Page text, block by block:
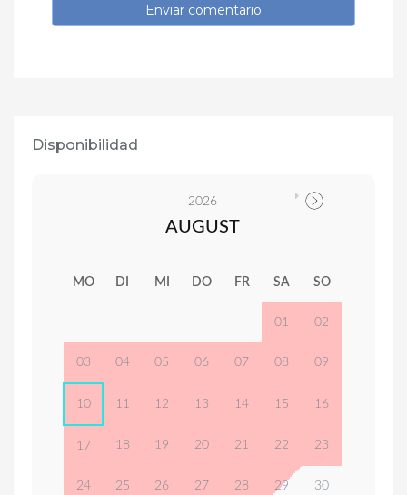
Enviar comentario
Disponibilidad
2026
AUGUST
MO DI MI DO FR SA SO
01 02
03 04 05 06 07 08 09
10 11 12 13 14 15 16
17 18 19 20 21 22 23
24 25 26 27 28 29 30